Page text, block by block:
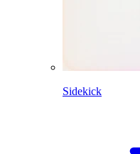
Sidekick